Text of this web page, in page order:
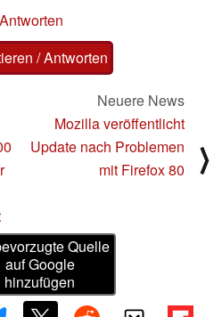
Antworten
/ Antworten
Neuere News
Mozilla veröffentlicht
Update nach Problemen
mit Firefox 80
⟩
Quelle
auf Google
hinzufügen